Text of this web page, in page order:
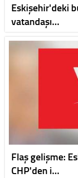
Eskişehir'deki
vatandaşı…
Flaş gelişme:
CHP'den i…